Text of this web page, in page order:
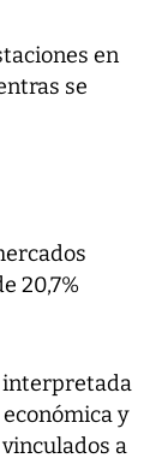
en
se
20,7%
interpretada
y
a